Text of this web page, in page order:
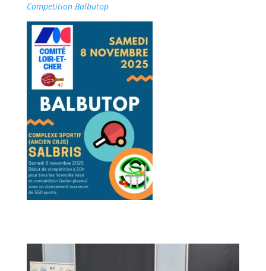
Competition Balbutop